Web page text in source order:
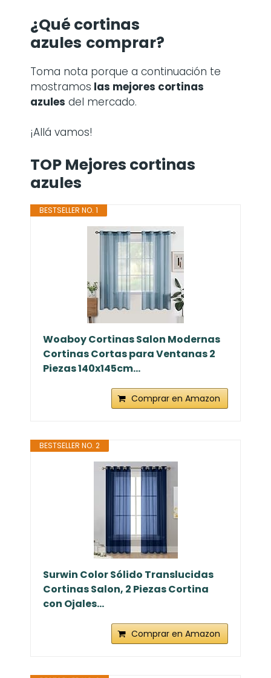
¿Qué cortinas
azules comprar?
Toma nota porque a continuación te
mostramos las mejores cortinas
azules del mercado.
¡Allá vamos!
TOP Mejores cortinas
azules
BESTSELLER NO. 1
Woaboy Cortinas Salon Modernas
Cortinas Cortas para Ventanas 2
Piezas 140x145cm...
Comprar en Amazon
BESTSELLER NO. 2
Surwin Color Sólido Translucidas
Cortinas Salon, 2 Piezas Cortina
con Ojales...
Comprar en Amazon